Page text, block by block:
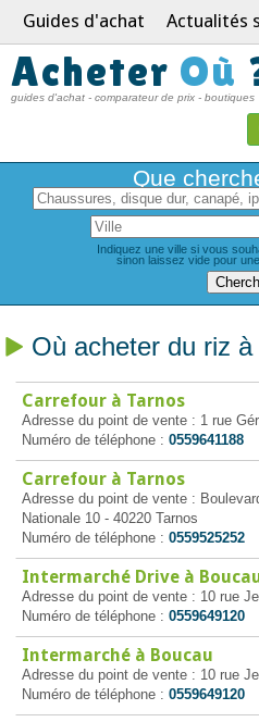
Guides d'achat Actualités
Acheter Où
guides d'achat - comparateur de prix - boutiques
Que
Indiquez une ville si vous
sinon laissez vide pour
Où acheter du riz à
Carrefour à Tarnos
Adresse du point de vente : 1 rue
Numéro de téléphone : 0559641188
Carrefour à Tarnos
Adresse du point de vente :
Nationale 10 - 40220 Tarnos
Numéro de téléphone : 0559525252
Intermarché Drive à
Adresse du point de vente : 10 rue
Numéro de téléphone : 0559649120
Intermarché à Boucau
Adresse du point de vente : 10 rue
Numéro de téléphone : 0559649120